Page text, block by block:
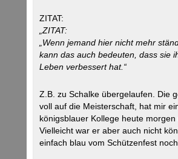
ZITAT:
„ZITAT:
„Wenn jemand hier nicht mehr
kann das auch bedeuten, dass sie
Leben verbessert hat.“
Z.B. zu Schalke übergelaufen. Die
voll auf die Meisterschaft, hat mir
königsblauer Kollege heute morgen
Vielleicht war er aber auch nicht
einfach blau vom Schützenfest